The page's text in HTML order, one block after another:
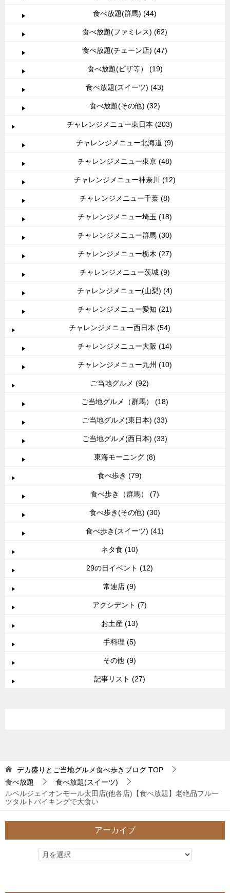
食べ放題(群馬) (44)
食べ放題(ファミレス) (62)
食べ放題(チェーン店) (47)
食べ放題(ピザ等） (19)
食べ放題(スイーツ) (43)
食べ放題(その他) (32)
チャレンジメニュー東日本 (203)
チャレンジメニュー北海道 (9)
チャレンジメニュー東京 (48)
チャレンジメニュー神奈川 (12)
チャレンジメニュー千葉 (8)
チャレンジメニュー埼玉 (18)
チャレンジメニュー群馬 (30)
チャレンジメニュー栃木 (27)
チャレンジメニュー茨城 (9)
チャレンジメニュー(山梨) (4)
チャレンジメニュー愛知 (21)
チャレンジメニュー西日本 (54)
チャレンジメニュー大阪 (14)
チャレンジメニュー九州 (10)
ご当地グルメ (92)
ご当地グルメ（群馬） (18)
ご当地グルメ(東日本) (33)
ご当地グルメ(西日本) (33)
東海モーニング (8)
食べ歩き (79)
食べ歩き（群馬） (7)
食べ歩き(その他) (30)
食べ歩き(スイーツ) (41)
ネタ食 (10)
29の日イベント (12)
常連店 (9)
アクシデント (7)
お土産 (13)
手料理 (5)
その他 (9)
記事リスト (27)
デカ盛りとご当地グルメ食べ歩きブログ TOP
食べ放題
食べ放題(スイーツ)
ルベルジェイオンモール太田店(他各店)【食べ放題】老絶品フルー
ツタルトバイキングで大食い
アーカイブ